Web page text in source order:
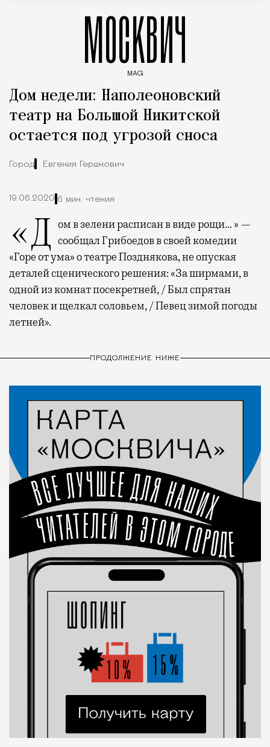
МОСКВИЧ
MAG
Дом недели: Наполеоновский
театр на Большой Никитской
остается под угрозой сноса
Город Евгения Гершкович
19.06.2020 6 мин. чтения
«Дом в зелени расписан в виде рощи… » — сообщал Грибоедов в своей комедии
«Горе от ума» о театре Позднякова, не опуская
деталей сценического решения: «За ширмами, в
одной из комнат посекретней, / Был спрятан
человек и щелкал соловьем, / Певец зимой погоды
летней».
ПРОДОЛЖЕНИЕ НИЖЕ